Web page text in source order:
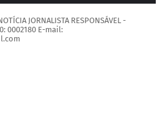
JORNALISTA RESPONSÁVEL -
0002180 E-mail: